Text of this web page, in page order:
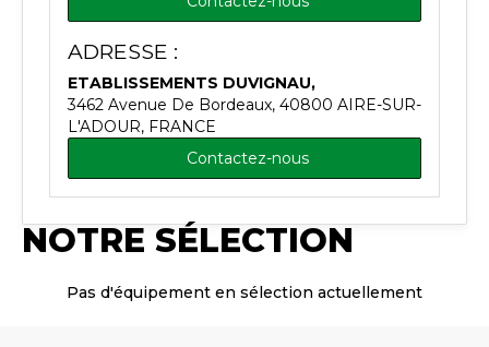
Contactez-nous
ADRESSE :
ETABLISSEMENTS DUVIGNAU,
3462 Avenue De Bordeaux, 40800 AIRE-SUR-
L'ADOUR, FRANCE
NOTRE SÉLECTION
Pas d'équipement en sélection actuellement